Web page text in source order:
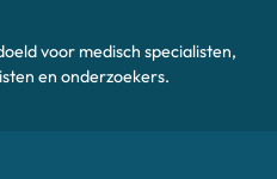
voor medisch specialisten,
en onderzoekers.